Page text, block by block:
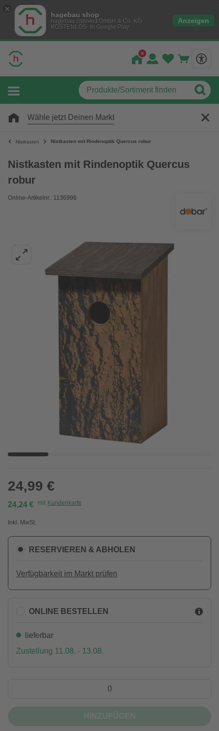
hagebau shop
hagebau connect GmbH & Co. KG
KOSTENLOS- In Google Play
Anzeigen
Wähle jetzt Deinen Markt
Nistkästen Nistkasten mit Rindenoptik Quercus robur
Nistkasten mit Rindenoptik Quercus
robur
Online-Artikelnr.: 1136996
24,99 €
24,24 € mit Kundenkarte
Inkl. MwSt.
RESERVIEREN & ABHOLEN
Verfügbarkeit im Markt prüfen
ONLINE BESTELLEN
lieferbar
Zustellung 11.08. - 13.08.